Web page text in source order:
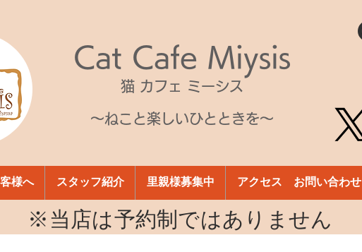
Cat Cafe Miysis
猫 カフェ ミーシス
～ねこと楽しいひとときを～
様へ スタッフ紹介 里親様募集中 アクセス お問い合わせ
​※当店は予約制ではありません